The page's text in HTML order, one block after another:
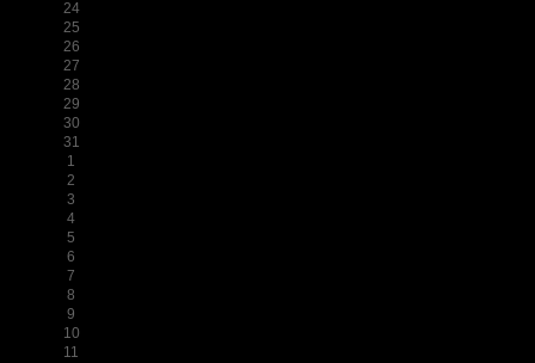
24
25
26
27
28
29
30
31
1
2
3
4
5
6
7
8
9
10
11